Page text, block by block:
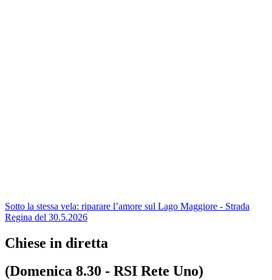
Sotto la stessa vela: riparare l’amore sul Lago Maggiore - Strada
Regina del 30.5.2026
Chiese in diretta
(Domenica 8.30 - RSI Rete Uno)